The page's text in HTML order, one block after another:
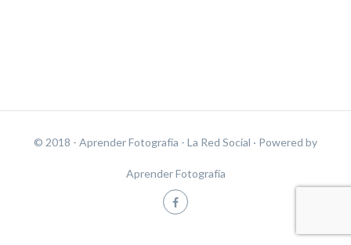
© 2018 - Aprender Fotografía - La Red Social · Powered by
Aprender Fotografía